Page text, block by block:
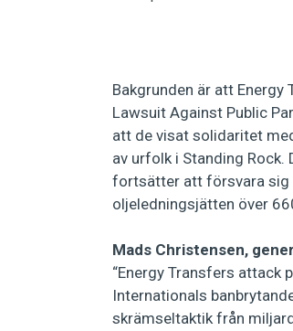
Bakgrunden är att Energy
Lawsuit Against Public
att de visat solidaritet
av urfolk i Standing
fortsätter att försvara sig
oljeledningsjätten över
Mads Christensen,
“Energy Transfers attack
Internationals
skrämseltaktik från